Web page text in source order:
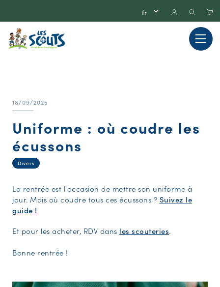
18/09/2025
Uniforme : où coudre les
écussons
Divers
La rentrée est l'occasion de mettre son uniforme à
jour. Mais où coudre tous ces écussons ? Suivez le
guide !
Et pour les acheter, RDV dans les scouteries.
Bonne rentrée !